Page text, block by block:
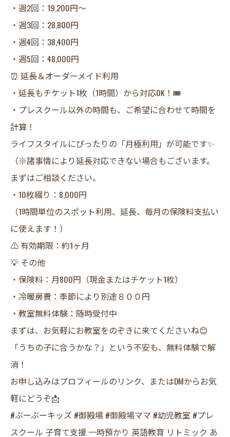
・週2回：19,200円〜
・週3回：28,800円
・週4回：38,400円
・週5回：48,000円
​⏰ 延長＆オーダーメイド利用
・延長もチケット1枚（1時間）から対応OK！🎟️
・プレスクール以外の時間も、ご希望に合わせて時間を
計算！
ライフスタイルにぴったりの「月極利用」が可能です✨
（※諸事情により延長対応できない場合もございます。
まずはご相談ください。
・10枚綴り：8,000円
（1時間単位のスポット利用、延長、毎月の保険料支払い
に使えます！）
⚠️ 有効期限：約1ヶ月
​💡 その他
・保険料：月800円（現金またはチケット1枚）
・冷暖房費：季節により別途８００円
・教室無料体験：随時受付中
​まずは、お気軽にお教室をのぞきに来てくださいね😊
「うちの子に合うかな？」という不安も、無料体験で解
消！
​お申し込みはプロフィールのリンク、またはDMからお気
軽にどうぞ📩
​#ぶーぶーキッズ #御殿場 #御殿場ママ #幼児教室 #プレ
スクール 子育て支援 一時預かり 英語教育 リトミック あ